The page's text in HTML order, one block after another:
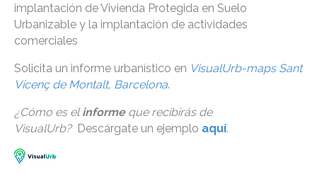
implantación de Vivienda Protegida en Suelo
Urbanizable y la implantación de actividades
comerciales
Solicita un informe urbanístico en VisualUrb-maps Sant
Vicenç de Montalt, Barcelona.
¿Cómo es el informe que recibirás de
VisualUrb?Descárgate un ejemplo aquí.